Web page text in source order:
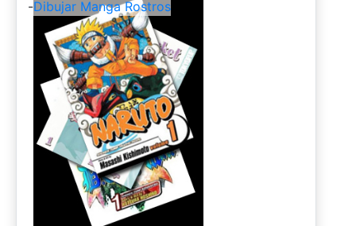
-Dibujar Manga Rostros